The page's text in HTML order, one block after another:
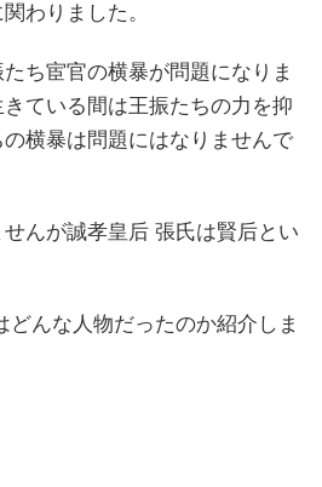
わりました。
ち宦官の横暴が問題になりま
ている間は王振たちの力を抑
横暴は問題にはなりませんで
んが誠孝皇后 張氏は賢后とい
どんな人物だったのか紹介しま